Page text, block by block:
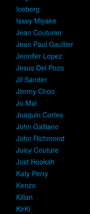
Iceberg
Issey Miyake
Jean Couturier
Jean Paul Gaultier
Jennifer Lopez
Jesus Del Pozo
Jil Sander
Jimmy Choo
Jo Mal
Joaquin Cortes
John Galliano
John Richmond
Juicy Couture
Just Hookah
Katy Perry
Kenzo
Kilian
KirKi